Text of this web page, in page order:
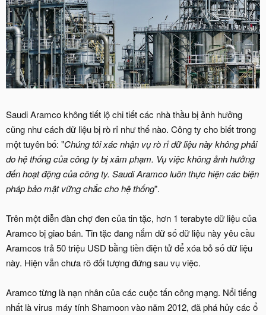
Saudi Aramco không tiết lộ chi tiết các nhà thầu bị ảnh hưởng
cũng như cách dữ liệu bị rò rỉ như thế nào. Công ty cho biết trong
một tuyên bố: "Chúng tôi xác nhận vụ rò rỉ dữ liệu này không phải
do hệ thống của công ty bị xâm phạm. Vụ việc không ảnh hưởng
đến hoạt động của công ty. Saudi Aramco luôn thực hiện các biện
pháp bảo mật vững chắc cho hệ thống".
Trên một diễn đàn chợ đen của tin tặc, hơn 1 terabyte dữ liệu của
Aramco bị giao bán. Tin tặc đang nắm dữ số dữ liệu này yêu cầu
Aramcos trả 50 triệu USD bằng tiền điện tử để xóa bỏ số dữ liệu
này. Hiện vẫn chưa rõ đối tượng đứng sau vụ việc.
Aramco từng là nạn nhân của các cuộc tấn công mạng. Nổi tiếng
nhất là virus máy tính Shamoon vào năm 2012, đã phá hủy các ổ